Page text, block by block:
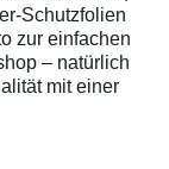
Schutzfolien
zur einfachen
– natürlich
mit einer